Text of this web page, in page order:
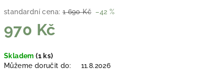
standardní cena: 1 690 Kč –42 %
970 Kč
cena:
Skladem(1 ks)
Můžeme doručit do:
11.8.2026